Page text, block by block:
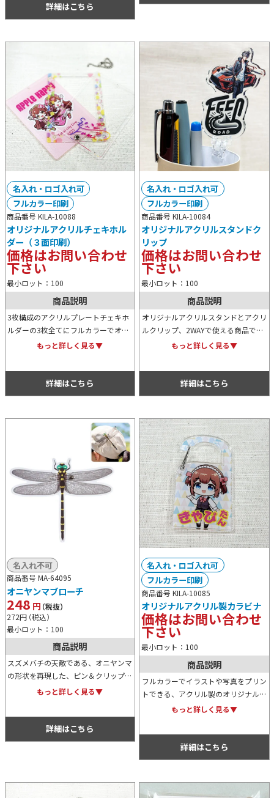
詳細はこちら
商品番号 KILA-10088
オリジナルアクリルチェキホル
ダー（３面印刷）
価格はお問い合わせ
下さい
最小ロット：100
名入れ・ロゴ入れ可
フルカラー印刷
商品説明
3枚構成のアクリルプレートチェキホ
ルダーの3枚全てにフルカラーでオリ
ジナルデザインをプリントできます。
もっと詳しく見る▼
詳細はこちら
商品番号 KILA-10084
オリジナルアクリルスタンドク
リップ
価格はお問い合わせ
下さい
最小ロット：100
名入れ・ロゴ入れ可
フルカラー印刷
商品説明
オリジナルアクリルスタンドとアクリ
ルクリップ、2WAYで使える商品で
す。100×50mm以内であれば自由な
もっと詳しく見る▼
詳細はこちら
商品番号 MA-64095
オニヤンマブローチ
248 円（税抜）
272円（税込）
最小ロット：100
名入れ不可
商品説明
スズメバチの天敵である、オニヤンマ
の形状を再現した、ピン＆クリップで
留められるアクリルブローチです。虫
もっと詳しく見る▼
詳細はこちら
商品番号 KILA-10085
オリジナルアクリル製カラビナ
価格はお問い合わせ
下さい
最小ロット：100
名入れ・ロゴ入れ可
フルカラー印刷
商品説明
フルカラーでイラストや写真をプリン
トできる、アクリル製のオリジナルカ
ラビナ。お気に入りのカバンやバッグ
ベルティ・物販品をしても重宝しま
もっと詳しく見る▼
詳細はこちら